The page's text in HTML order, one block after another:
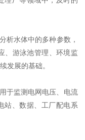
析水体中的多种参数，
、游泳池管理、环境监
发展的基础。
于监测电网电压、电流
站、数据、工厂配电系